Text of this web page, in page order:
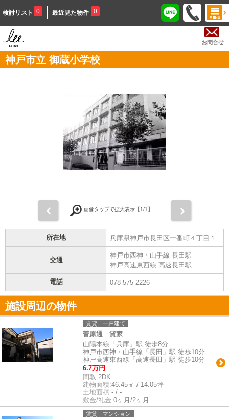
検討リスト 0 最近見た物件 0
お問合せ
神戸市立 御蔵小学校
画像タップで拡大表示【1/1】
所在地 兵庫県神戸市長田区一番町４丁目１
交通
神戸市西神・山手線 長田駅
神戸高速東西線 高速長田駅
電話 078-575-2226
施設周辺の物件
賃貸｜一戸建て
菅原通 貸家
山陽本線「兵庫」駅 徒歩8分
神戸市西神・山手線「長田」駅 徒歩10分
神戸高速東西線「高速長田」駅 徒歩10分
6.7万円
間取:2DK
建物面積:46.45㎡ / 14.05坪
土地面積:- / -
敷金/礼金:0ヶ月/2ヶ月
賃貸｜マンション